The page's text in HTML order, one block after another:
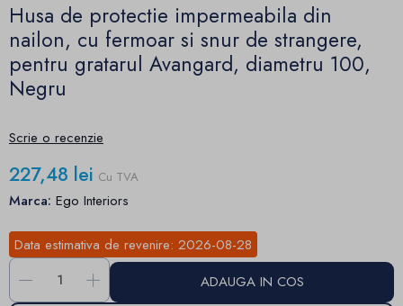
Husa de protectie impermeabila din
nailon, cu fermoar si snur de strangere,
pentru gratarul Avangard, diametru 100,
Negru
Scrie o recenzie
227,48 lei Cu TVA
Marca: Ego Interiors
Data estimativa de revenire: 2026-08-28
-
+ ADAUGA IN COS